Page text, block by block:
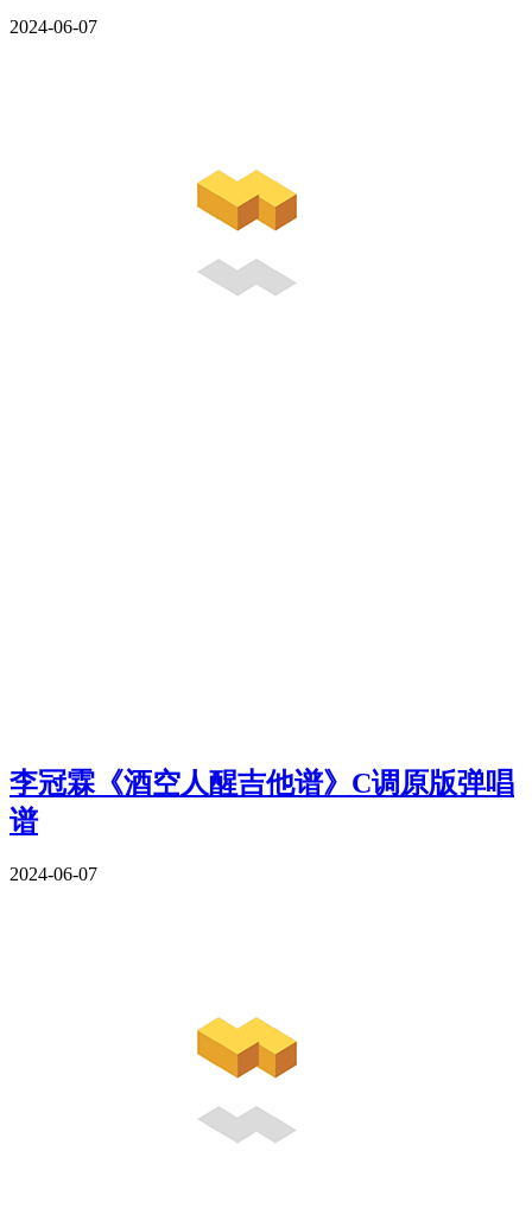
2024-06-07
李冠霖《酒空人醒吉他谱》C调原版弹唱
谱
2024-06-07